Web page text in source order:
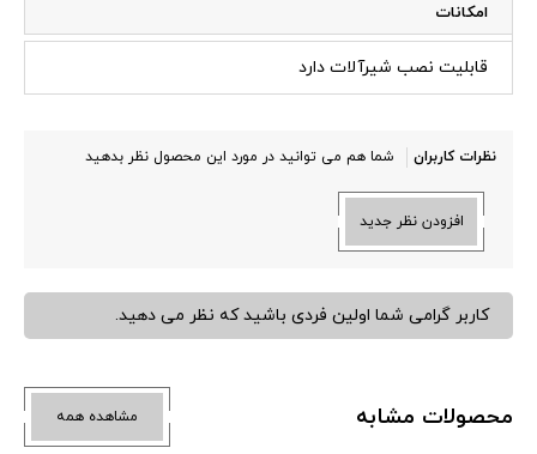
امکانات
قابلیت نصب شیرآلات دارد
نظرات کاربران شما هم می توانید در مورد این محصول نظر بدهید
افزودن نظر جدید
کاربر گرامی شما اولین فردی باشید که نظر می دهید.
محصولات مشابه مشاهده همه